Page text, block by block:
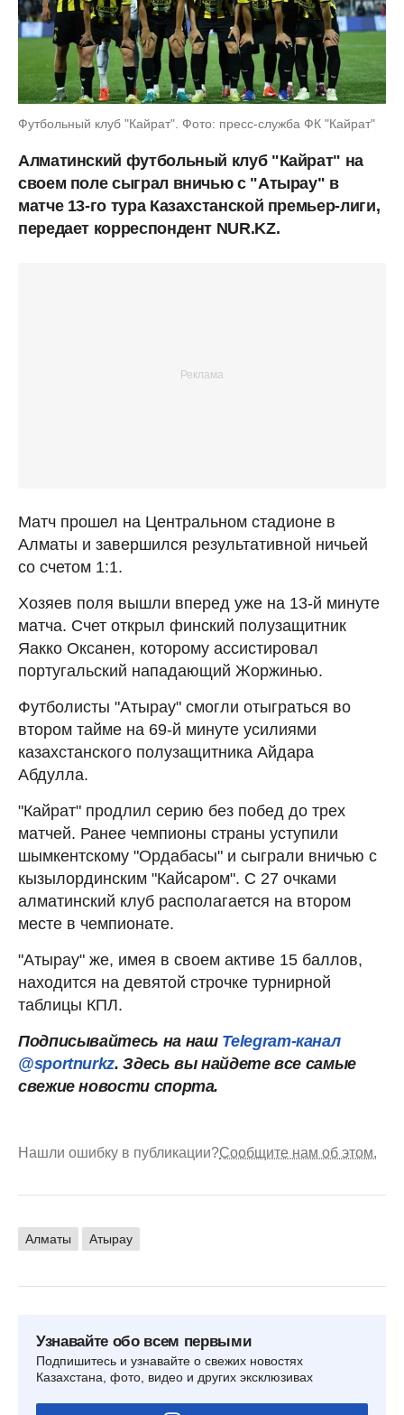
Футбольный клуб "Кайрат". Фото: пресс-служба ФК "Кайрат"
Алматинский футбольный клуб "Кайрат" на
своем поле сыграл вничью с "Атырау" в
матче 13-го тура Казахстанской премьер-лиги,
передает корреспондент NUR.KZ.
Матч прошел на Центральном стадионе в
Алматы и завершился результативной ничьей
со счетом 1:1.
Хозяев поля вышли вперед уже на 13-й минуте
матча. Счет открыл финский полузащитник
Яакко Оксанен, которому ассистировал
португальский нападающий Жоржинью.
Футболисты "Атырау" смогли отыграться во
втором тайме на 69-й минуте усилиями
казахстанского полузащитника Айдара
Абдулла.
"Кайрат" продлил серию без побед до трех
матчей. Ранее чемпионы страны уступили
шымкентскому "Ордабасы" и сыграли вничью с
кызылординским "Кайсаром". С 27 очками
алматинский клуб располагается на втором
месте в чемпионате.
"Атырау" же, имея в своем активе 15 баллов,
находится на девятой строчке турнирной
таблицы КПЛ.
Подписывайтесь на наш Telegram-канал
@sportnurkz. Здесь вы найдете все самые
свежие новости спорта.
Нашли ошибку в публикации?Сообщите нам об этом.
Алматы Атырау
Узнавайте обо всем первыми
Подпишитесь и узнавайте о свежих новостях
Казахстана, фото, видео и других эксклюзивах